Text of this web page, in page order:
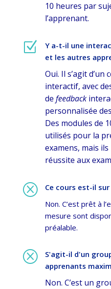
10 heures par
l’apprenant.
Z
Y a-t-il une
et les autres
Oui. Il s’agit
interactif, avec
de feedback
personnalisée
Des modules de
utilisés pour la
examens, mais
réussite aux
Q
Ce cours est-il
Non. C’est prêt à
mesure sont
préalable.
Q
S'agit-il d'un
apprenants
Non. C’est un